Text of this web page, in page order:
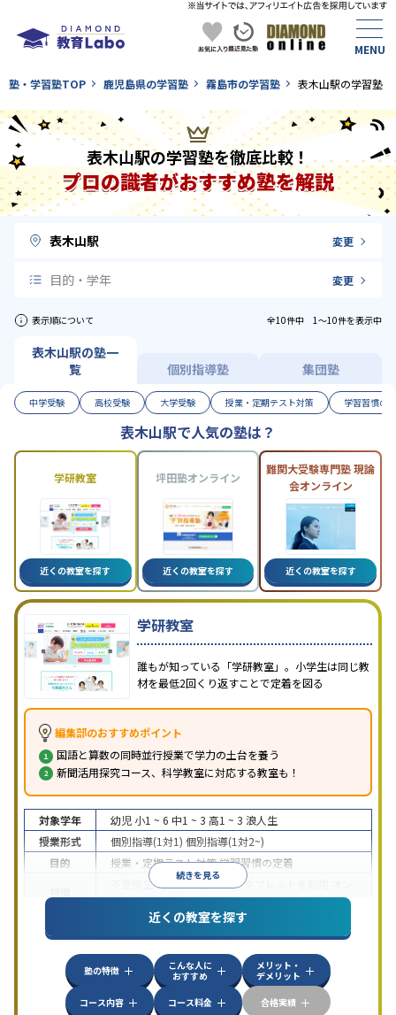
塾・学習塾TOP 鹿児島県の学習塾 霧島市の学習塾 表木山駅の学習塾
表木山駅の学習塾を徹底比較！
プロの識者がおすすめ塾を解説
表木山駅 変更
目的・学年 変更
表示順について 全10件中 1〜10件を表示中
表木山駅の塾一
覧
個別指導塾 集団塾
中学受験 高校受験 大学受験 授業・定期テスト対策 学習習慣の
表木山駅で人気の塾は？
学研教室
近くの教室を探す
坪田塾オンライン
近くの教室を探す
難関大受験専門塾 現論
会オンライン
近くの教室を探す
学研教室
誰もが知っている「学研教室」。小学生は同じ教
材を最低2回くり返すことで定着を図る
編集部のおすすめポイント
国語と算数の同時並行授業で学力の土台を養う
新聞活用探究コース、科学教室に対応する教室も！
続きを見る
対象学年 幼児 小1 ~ 6 中1 ~ 3 高1 ~ 3 浪人生
授業形式
個別指導(1対1) 個別指導(1対2~)
目的
授業・定期テスト対策学習習慣の定着
不登校生に対応学習にPC・タブレットを利用
ライン対応
近くの教室を探す
塾の特徴
こんな人に
おすすめ
メリット・
デメリット
コース内容
コース料金 合格実績